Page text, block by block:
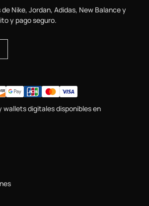
Nike, Jordan, Adidas, New Balance y
y pago seguro.
wallets digitales disponibles en